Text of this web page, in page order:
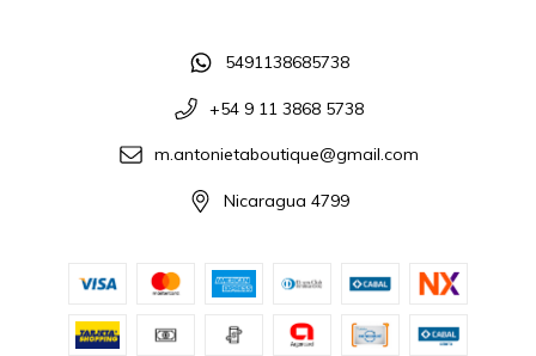
5491138685738
+54 9 11 3868 5738
m.antonietaboutique@gmail.com
Nicaragua 4799